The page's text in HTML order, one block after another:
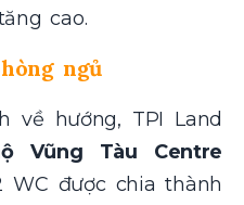
cao.
ngủ
về hướng, TPI Land
Vũng Tàu Centre
WC được chia thành